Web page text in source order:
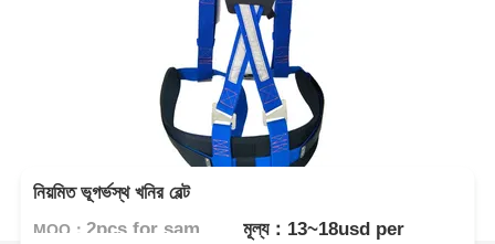
নিয়মিত ভূগর্ভস্থ খনির বেল্ট
MOQ： 2pcs for samples; নমুনার জন্য 2 পিসি; 100pcs for
মূল্য：13~18usd per